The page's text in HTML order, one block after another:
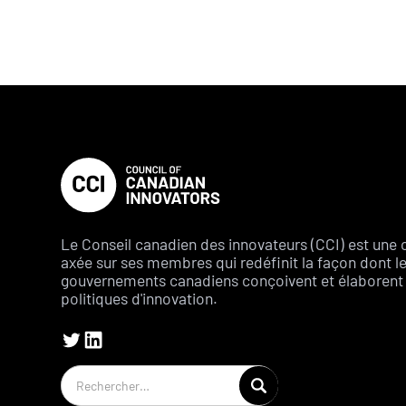
Le Conseil canadien des innovateurs (CCI) est une
axée sur ses membres qui redéfinit la façon dont
gouvernements canadiens conçoivent et
politiques d'innovation.